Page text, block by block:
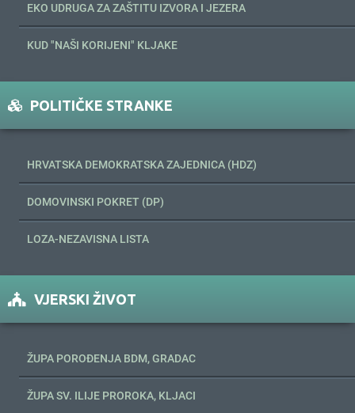
EKO UDRUGA ZA ZAŠTITU IZVORA I JEZERA
KUD "NAŠI KORIJENI" KLJAKE
POLITIČKE STRANKE
HRVATSKA DEMOKRATSKA ZAJEDNICA (HDZ)
DOMOVINSKI POKRET (DP)
LOZA-NEZAVISNA LISTA
VJERSKI ŽIVOT
ŽUPA POROĐENJA BDM, GRADAC
ŽUPA SV. ILIJE PROROKA, KLJACI